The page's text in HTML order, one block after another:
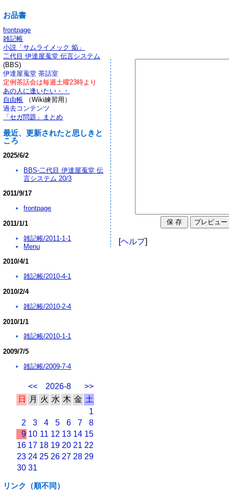
[ヘルプ]
お品書
frontpage
雑記帳
小説「サムライメック 焔」
二代目 伊達屋蒐堂 伝言システム
(BBS)
伊達屋蒐堂 茶話室
定例茶話会は毎週土曜23時より
あの人に逢いたい・・
自由帳 （Wiki練習用）
過去コンテンツ
「セガ問題」まとめ
最近、更新されたと思しきと
ころ
2025/6/2
BBS-二代目 伊達屋蒐堂 伝
言システム 20/3
2011/9/17
frontpage
2011/1/1
雑記帳/2011-1-1
Menu
2010/4/1
雑記帳/2010-4-1
2010/2/4
雑記帳/2010-2-4
2010/1/1
雑記帳/2010-1-1
2009/7/5
雑記帳/2009-7-4
<< 2026-8
>>
日
月 火 水 木 金 土
1
2
3 4 5 6 7
8
9 10 11 12 13 14 15
16 17 18 19 20 21 22
23 24 25 26 27 28 29
30 31
リンク（順不同）